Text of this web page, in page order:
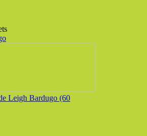
Leigh Bardugo (60